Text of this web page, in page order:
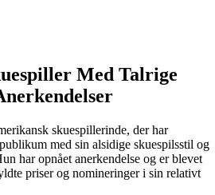
Med Talrige
skuespillerinde, der har
med sin alsidige skuespilsstil og
har opnået anerkendelse og er blevet
priser og nomineringer i sin relativt